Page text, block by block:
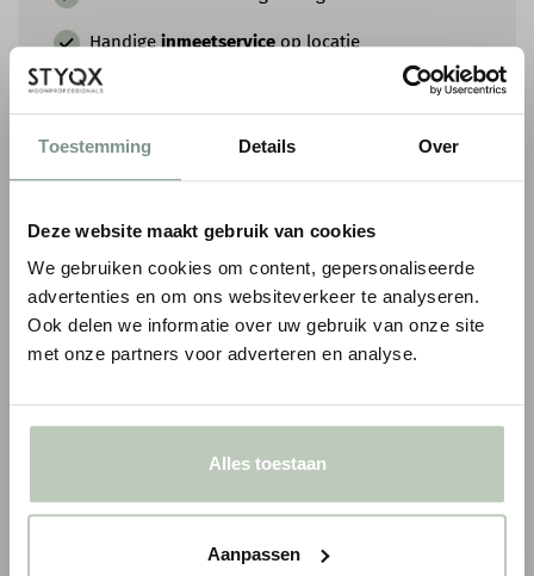
Toestemming Details Over
Deze website maakt gebruik van cookies
We gebruiken cookies om content, gepersonaliseerde
advertenties en om ons websiteverkeer te analyseren.
Ook delen we informatie over uw gebruik van onze site
met onze partners voor adverteren en analyse.
Alles toestaan
Aanpassen
Handigeinmeetserviceop locatie
Persoonlijk
BIJPASSENDE PLINTEN
● Voor 10.15 uur besteld, vandaag verzonden